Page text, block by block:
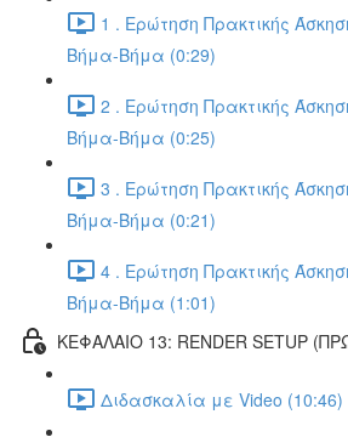
1 . Ερώτηση Πρακτικής
Βήμα-Βήμα (0:29)
2 . Ερώτηση Πρακτικής
Βήμα-Βήμα (0:25)
3 . Ερώτηση Πρακτικής
Βήμα-Βήμα (0:21)
4 . Ερώτηση Πρακτικής
Βήμα-Βήμα (1:01)
ΚΕΦΑΛΑΙΟ 13: RENDER SETUP
Διδασκαλία με Video (10:46)